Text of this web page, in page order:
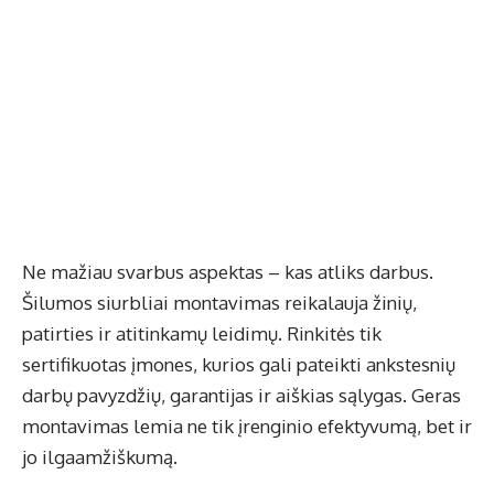
Ne mažiau svarbus aspektas – kas atliks darbus.
Šilumos siurbliai montavimas reikalauja žinių,
patirties ir atitinkamų leidimų. Rinkitės tik
sertifikuotas įmones, kurios gali pateikti ankstesnių
darbų pavyzdžių, garantijas ir aiškias sąlygas. Geras
montavimas lemia ne tik įrenginio efektyvumą, bet ir
jo ilgaamžiškumą.